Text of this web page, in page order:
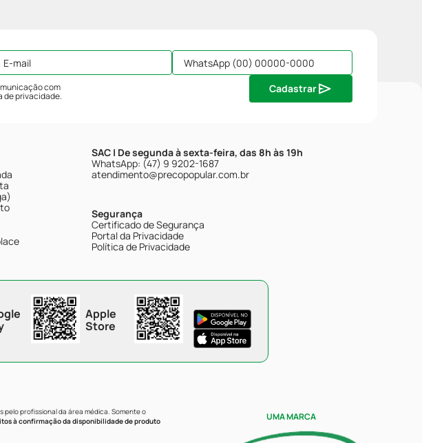
com
de privacidade.
Cadastrar
SAC | De segunda à sexta-feira, das 8h às 19h
WhatsApp: (47) 9 9202-1687
atendimento@precopopular.com.br
Segurança
Certificado de Segurança
Portal da Privacidade
Política de Privacidade
Apple
Store
profissional da área médica. Somente o
à confirmação da disponibilidade de produto
UMA MARCA